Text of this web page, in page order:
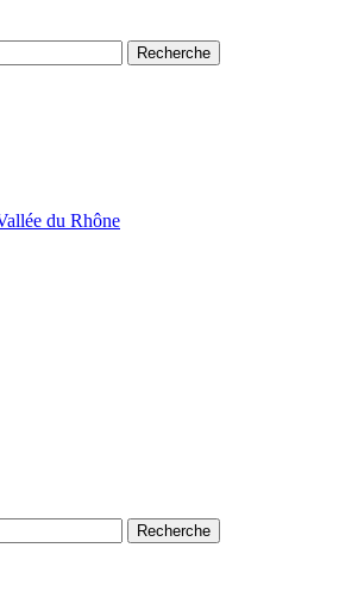
Recherche
Recherche